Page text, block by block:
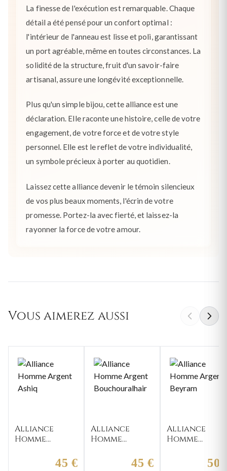
La finesse de l'exécution est remarquable. Chaque
détail a été pensé pour un confort optimal :
l'intérieur de l'anneau est lisse et poli, garantissant
un port agréable, même en toutes circonstances. La
solidité de la structure, fruit d'un savoir-faire
artisanal, assure une longévité exceptionnelle.
Plus qu'un simple bijou, cette alliance est une
déclaration. Elle raconte une histoire, celle de votre
engagement, de votre force et de votre style
personnel. Elle est le reflet de votre individualité,
un symbole précieux à porter au quotidien.
Laissez cette alliance devenir le témoin silencieux
de vos plus beaux moments, l'écrin de votre
promesse. Portez-la avec fierté, et laissez-la
rayonner la force de votre amour.
Vous aimerez aussi
Alliance
Homme
45 €
Alliance
Homme
Bouchouralhair
45 €
Alliance
Homme
50